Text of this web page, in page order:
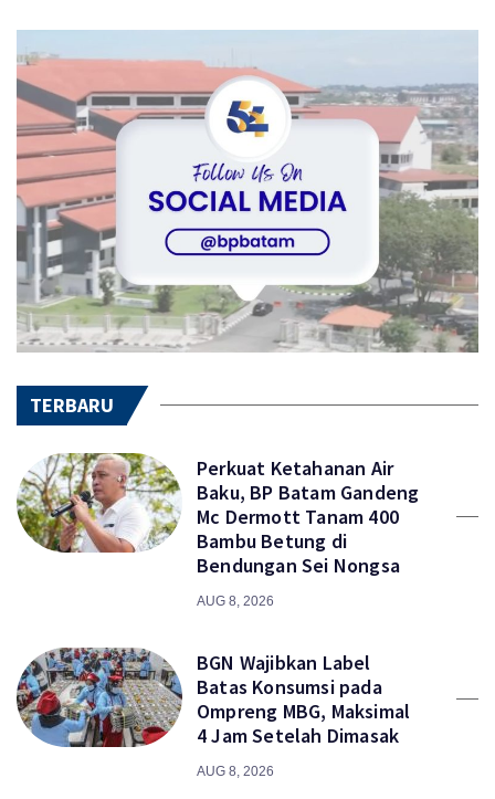
TERBARU
Perkuat Ketahanan Air
Baku, BP Batam Gandeng
Mc Dermott Tanam 400
Bambu Betung di
Bendungan Sei Nongsa
AUG 8, 2026
BGN Wajibkan Label
Batas Konsumsi pada
Ompreng MBG, Maksimal
4 Jam Setelah Dimasak
AUG 8, 2026